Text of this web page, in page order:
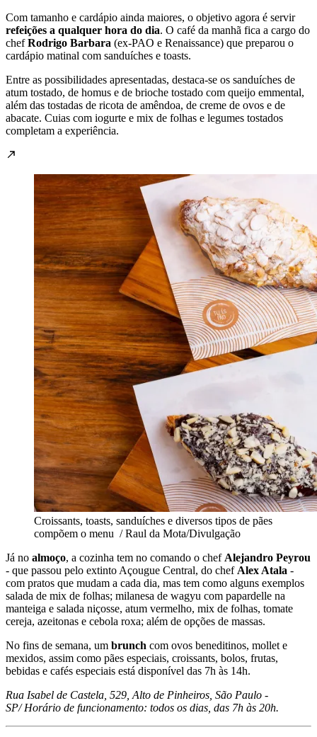
Com tamanho e cardápio ainda maiores, o objetivo agora é servir
refeições a qualquer hora do dia. O café da manhã fica a cargo do
chefRodrigo Barbara (ex-PAO e Renaissance) que preparou o
cardápio matinal com sanduíches e toasts.
Entre as possibilidades apresentadas, destaca-se os sanduíches de
atum tostado, de homus e de brioche tostado com queijo emmental,
além das tostadas de ricota de amêndoa, de creme de ovos e de
abacate. Cuias com iogurte e mix de folhas e legumes tostados
completam a experiência.
Croissants, toasts, sanduíches e diversos tipos de pães
compõem o menu / Raul da Mota/Divulgação
Já no almoço, a cozinha tem no comando o chef Alejandro Peyrou
- que passou pelo extinto Açougue Central, do chef Alex Atala -
com pratos que mudam a cada dia, mas tem como alguns exemplos
salada de mix de folhas; milanesa de wagyu com papardelle na
manteiga e salada niçosse, atum vermelho, mix de folhas, tomate
cereja, azeitonas e cebola roxa; além de opções de massas.
No fins de semana, um brunch com ovos beneditinos, mollet e
mexidos, assim como pães especiais, croissants, bolos, frutas,
bebidas e cafés especiais está disponível das 7h às 14h.
Rua Isabel de Castela, 529, Alto de Pinheiros, São Paulo -
SP/ Horário de funcionamento: todos os dias, das 7h às 20h.